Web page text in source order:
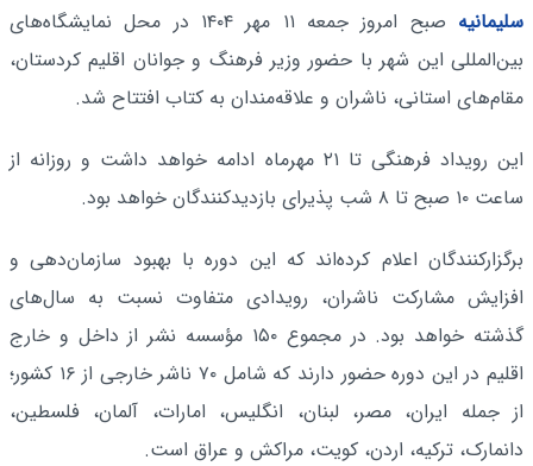
سلیمانیه
صبح امروز جمعه ۱۱ مهر ۱۴۰۴ در محل نمایشگاه‌های
بین‌المللی این شهر با حضور وزیر فرهنگ و جوانان اقلیم کردستان،
مقام‌های استانی، ناشران و علاقه‌مندان به کتاب افتتاح شد.
این رویداد فرهنگی تا ۲۱ مهرماه ادامه خواهد داشت و روزانه از
ساعت ۱۰ صبح تا ۸ شب پذیرای بازدیدکنندگان خواهد بود.
برگزارکنندگان اعلام کرده‌اند که این دوره با بهبود سازمان‌دهی و
افزایش مشارکت ناشران، رویدادی متفاوت نسبت به سال‌های
گذشته خواهد بود. در مجموع ۱۵۰ مؤسسه نشر از داخل و خارج
اقلیم در این دوره حضور دارند که شامل ۷۰ ناشر خارجی از ۱۶ کشور؛
از جمله ایران، مصر، لبنان، انگلیس، امارات، آلمان، فلسطین،
دانمارک، ترکیه، اردن، کویت، مراکش و عراق است.